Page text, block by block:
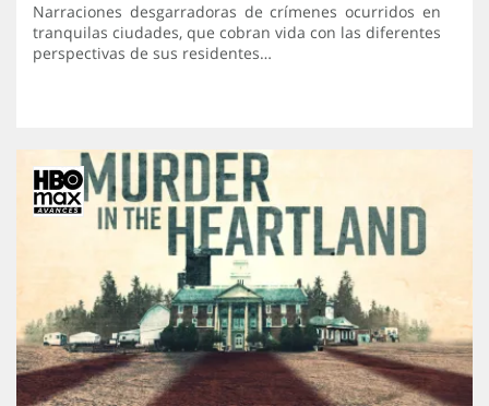
Narraciones desgarradoras de crímenes ocurridos en
tranquilas ciudades, que cobran vida con las diferentes
perspectivas de sus residentes…